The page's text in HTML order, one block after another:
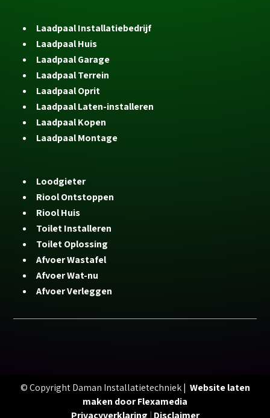
Laadpaal Installatiebedrijf
Laadpaal Huis
Laadpaal Garage
Laadpaal Terrein
Laadpaal Oprit
Laadpaal Laten-installeren
Laadpaal Kopen
Laadpaal Montage
Loodgieter
Riool Ontstoppen
Riool Huis
Toilet Installeren
Toilet Oplossing
Afvoer Wastafel
Afvoer Wat-nu
Afvoer Verleggen
© Copyright Daman Installatietechniek | Website laten
maken door Flexamedia
Privacyverklaring | Disclaimer